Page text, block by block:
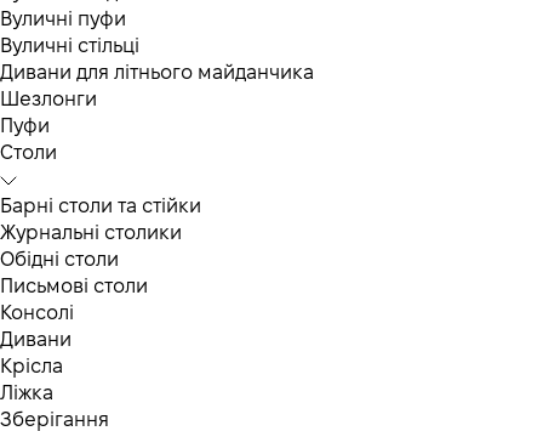
Вуличні пуфи
Вуличні стільці
Дивани для літнього майданчика
Шезлонги
Пуфи
Столи
Барні столи та стійки
Журнальні столики
Обідні столи
Письмові столи
Консолі
Дивани
Крісла
Ліжка
Зберігання